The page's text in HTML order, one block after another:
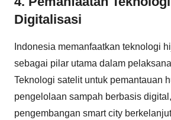
Digitalisasi
Indonesia memanfaatkan teknologi
sebagai pilar utama dalam
Teknologi satelit untuk pemantauan
pengelolaan sampah berbasis
pengembangan smart city